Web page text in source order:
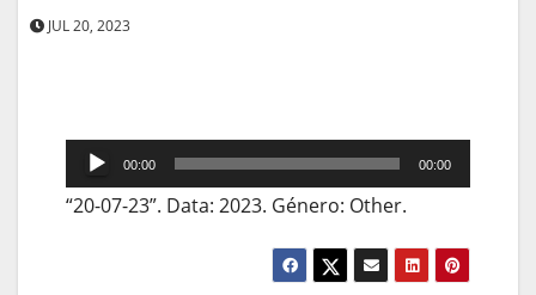
JUL 20, 2023
Reprodutor
de
00:00 00:00
“20-07-23”. Data: 2023. Género: Other.